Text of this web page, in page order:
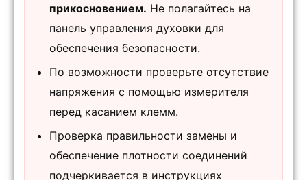
прикосновением. Не полагайтесь на
панель управления духовки для
обеспечения безопасности.
По возможности проверьте отсутствие
напряжения с помощью измерителя
перед касанием клемм.
Проверка правильности замены и
обеспечение плотности соединений
подчеркивается в инструкциях